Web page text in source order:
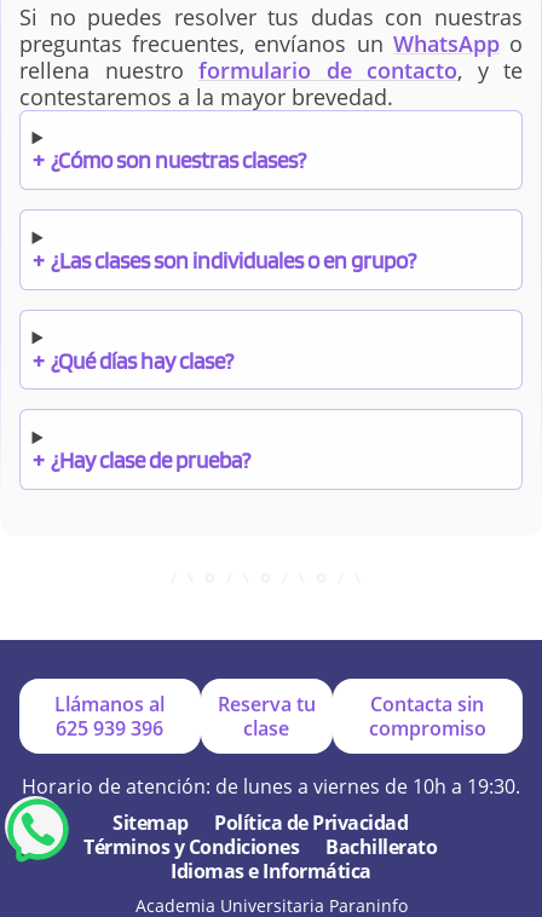
Si no puedes resolver tus dudas con nuestras
preguntas frecuentes, envíanos un WhatsAppo
rellena nuestro formulario de contacto, y te
contestaremos a la mayor brevedad.
+ ¿Cómo son nuestras clases?
+ ¿Las clases son individuales o en grupo?
+ ¿Qué días hay clase?
+ ¿Hay clase de prueba?
+ ¿Por qué online?
+ ¿Se hacen exámenes de prueba?
Llámanos al
625 939 396
Reserva tu
clase
Contacta sin
compromiso
Horario de atención: de lunes a viernes de 10h a 19:30.
Sitemap
Política de Privacidad
Términos y Condiciones
Bachillerato
Idiomas e Informática
Academia Universitaria Paraninfo